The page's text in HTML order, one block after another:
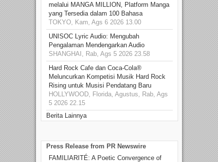
melalui MANGA MILLION, Platform Manga
yang Tersedia dalam 100 Bahasa
TOKYO, Kam, Ags 6 2026 13.00
UNISOC Lyric Audio: Mengubah
Pengalaman Mendengarkan Audio
SHANGHAI, Rab, Ags 5 2026 23.58
Hard Rock Cafe dan Coca-Cola®
Meluncurkan Kompetisi Musik Hard Rock
Rising untuk Musisi Pendatang Baru
HOLLYWOOD, Florida, Agustus, Rab, Ags
5 2026 22.15
Berita Lainnya
Press Release from PR Newswire
FAMILIARITÉ: A Poetic Convergence of